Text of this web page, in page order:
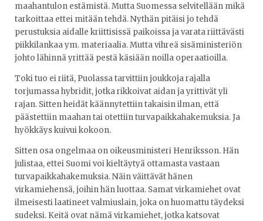
maahantulon estämistä. Mutta Suomessa selvitellään mikä
tarkoittaa ettei mitään tehdä. Nythän pitäisi jo tehdä
perustuksia aidalle kriittisissä paikoissa ja varata riittävästi
piikkilankaa ym. materiaalia. Mutta vihreä sisäministeriön
johto lähinnä yrittää pestä käsiään noilla operaatioilla.
Toki tuo ei riitä, Puolassa tarvittiin joukkoja rajalla
torjumassa hybridit, jotka rikkoivat aidan ja yrittivät yli
rajan. Sitten heidät käännytettiin takaisin ilman, että
päästettiin maahan tai otettiin turvapaikkahakemuksia. Ja
hyökkäys kuivui kokoon.
Sitten osa ongelmaa on oikeusministeri Henriksson. Hän
julistaa, ettei Suomi voi kieltäytyä ottamasta vastaan
turvapaikkahakemuksia. Näin väittävät hänen
virkamiehensä, joihin hän luottaa. Samat virkamiehet ovat
ilmeisesti laatineet valmiuslain, joka on huomattu täydeksi
sudeksi. Keitä ovat nämä virkamiehet, jotka katsovat